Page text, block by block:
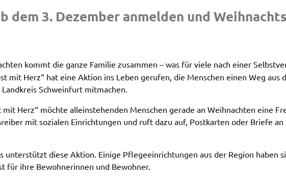
dem 3. Dezem­ber anmel­den und
kommt die ganze Fami­lie zusam­men – was für viele nach einer
mit Herz“ hat eine Akti­on ins Leben geru­fen, die Menschen einen Weg aus
Schwein­furt mitma­chen.
Herz“ möch­te allein­ste­hen­den Menschen gera­de an Weih­nach­ten eine
mit sozia­len Einrich­tun­gen und ruft dazu auf, Post­kar­ten oder Brie­fe
unter­stützt diese Akti­on. Eini­ge Pfle­ge­ein­rich­tun­gen aus der Regi­on haben
für ihre Bewoh­ne­rin­nen und Bewoh­ner.